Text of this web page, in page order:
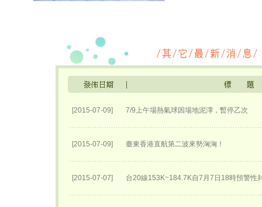
[2015-07-09] 7/9上午場熱氣球因場地泥濘，暫停乙次
[2015-07-09] 臺東香港直航第二波來勢洶洶！
[2015-07-07] 台20線153K~184.7K自7月7日18時預警性